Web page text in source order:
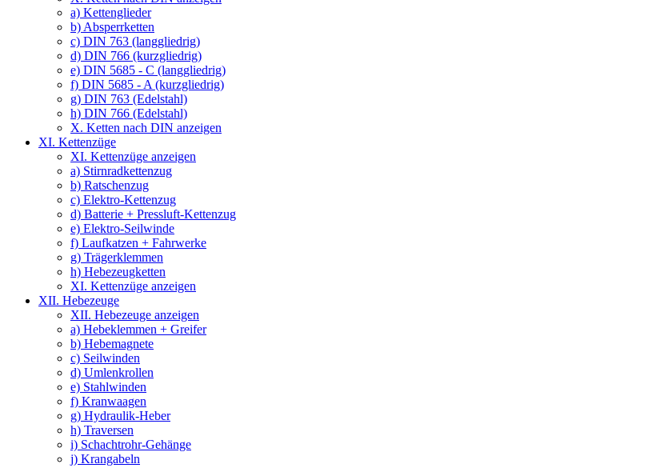
a) Kettenglieder
b) Absperrketten
c) DIN 763 (langgliedrig)
d) DIN 766 (kurzgliedrig)
e) DIN 5685 - C (langgliedrig)
f) DIN 5685 - A (kurzgliedrig)
g) DIN 763 (Edelstahl)
h) DIN 766 (Edelstahl)
X. Ketten nach DIN anzeigen
XI. Kettenzüge
XI. Kettenzüge anzeigen
a) Stirnradkettenzug
b) Ratschenzug
c) Elektro-Kettenzug
d) Batterie + Pressluft-Kettenzug
e) Elektro-Seilwinde
f) Laufkatzen + Fahrwerke
g) Trägerklemmen
h) Hebezeugketten
XI. Kettenzüge anzeigen
XII. Hebezeuge
XII. Hebezeuge anzeigen
a) Hebeklemmen + Greifer
b) Hebemagnete
c) Seilwinden
d) Umlenkrollen
e) Stahlwinden
f) Kranwaagen
g) Hydraulik-Heber
h) Traversen
i) Schachtrohr-Gehänge
j) Krangabeln